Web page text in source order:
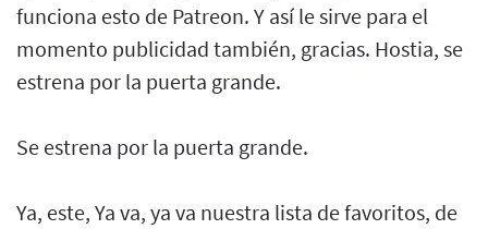
funciona esto de Patreon. Y así le sirve para el
momento publicidad también, gracias. Hostia, se
estrena por la puerta grande.
Se estrena por la puerta grande.
Ya, este, Ya va, ya va nuestra lista de favoritos, de